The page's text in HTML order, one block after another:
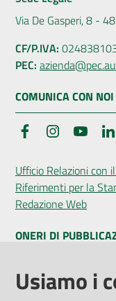
Via De Gasperi, 8 -
CF/P.IVA:
PEC:
COMUNICA CON NOI
FacebookInstagramYouTube
Ufficio Relazioni con
Riferimenti per la
Redazione Web
ONERI DI
Amministrazione
Pubblicità legale
Usiamo i